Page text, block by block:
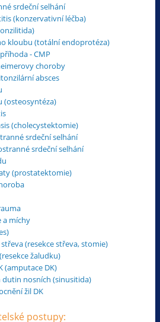
srdeční selhání
(konzervativní léčba)
kloubu (totální endoprotéza)
- CMP
choroby
absces
(osteosyntéza)
(cholecystektomie)
srdeční selhání
srdeční selhání
(prostatektomie)
a míchy
(resekce střeva, stomie)
žaludku)
(amputace DK)
dutin nosních (sinusitida)
žil DK
postupy: